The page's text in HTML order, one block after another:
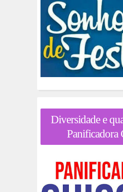
Diversidade e
Panificadora